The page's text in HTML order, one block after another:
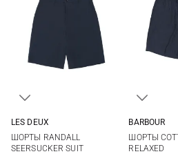
LES DEUX
ШОРТЫ RANDALL
SEERSUCKER SUIT
XXL
BARBOUR
ШОРТЫ
RELAXED